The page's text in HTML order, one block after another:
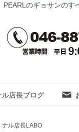
のギョサンの
ル店長ブログ
ナル店長LABO